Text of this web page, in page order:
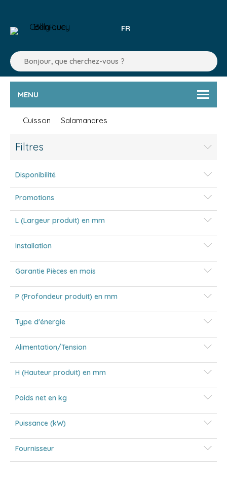
FR
MENU
Cuisson Salamandres
Filtres
Disponibilité
Promotions
L (Largeur produit) en mm
Installation
Garantie Pièces en mois
P (Profondeur produit) en mm
Type d'énergie
Alimentation/Tension
H (Hauteur produit) en mm
Poids net en kg
Puissance (kW)
Fournisseur